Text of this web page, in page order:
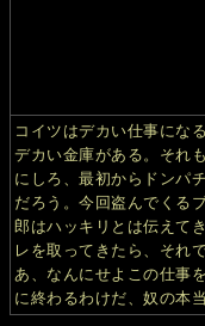
コイツはデカい仕事にな
デカい金庫がある。それ
にしろ、最初からドンパ
だろう。今回盗んでくる
郎はハッキリとは伝えて
レを取ってきたら、それ
あ、なんにせよこの仕事
に終わるわけだ、奴の本